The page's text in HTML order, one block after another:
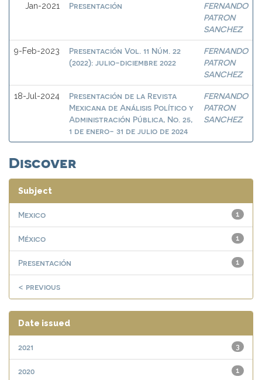
Jan-2021 Presentación
FERNANDO
PATRON
SANCHEZ
9-Feb-2023
Presentación Vol. 11 Núm. 22
(2022): julio-diciembre 2022
FERNANDO
PATRON
SANCHEZ
18-Jul-2024
Presentación de la Revista
Mexicana de Análisis Político y
Administración Pública, No. 25,
1 de enero- 31 de julio de 2024
FERNANDO
PATRON
SANCHEZ
Discover
Subject
1
Mexico
1
México
1
Presentación
< previous
Date issued
3
2021
1
2020